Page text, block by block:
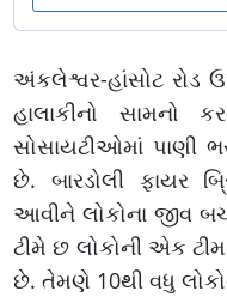
અંકલેશ્વર-હાંસોટ રોડ
હાલાકીનો સામનો
સોસાયટીઓમાં પાણી
છે. બારડોલી ફાયર
આવીને લોકોના જીવ
ટીમે છ લોકોની એક ટીમ
છે. તેમણે 10થી વધુ